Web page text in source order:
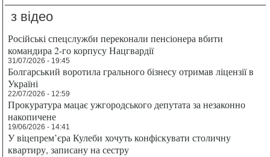
з відео
Російські спецслужби переконали пенсіонера вбити
командира 2-го корпусу Нацгвардії
31/07/2026 - 19:45
Болгарський воротила грального бізнесу отримав ліцензії в
Україні
22/07/2026 - 12:59
Прокуратура мацає ужгородського депутата за незаконно
накопичене
19/06/2026 - 14:41
У віцепрем’єра Кулеби хочуть конфіскувати столичну
квартиру, записану на сестру